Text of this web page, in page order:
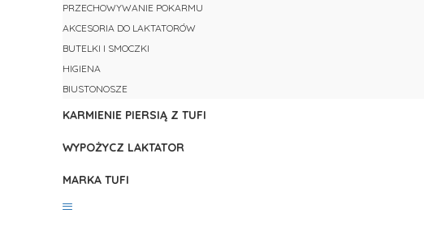
PRZECHOWYWANIE POKARMU
AKCESORIA DO LAKTATORÓW
BUTELKI I SMOCZKI
HIGIENA
BIUSTONOSZE
KARMIENIE PIERSIĄ Z TUFI
WYPOŻYCZ LAKTATOR
MARKA TUFI